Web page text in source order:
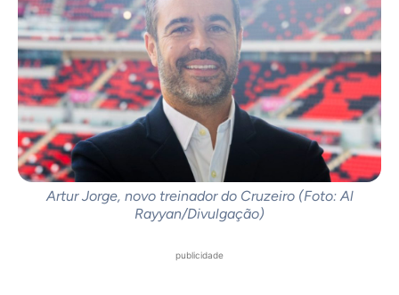
Artur Jorge, novo treinador do Cruzeiro (Foto: Al
Rayyan/Divulgação)
publicidade